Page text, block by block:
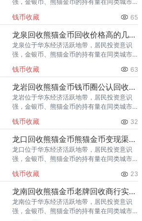
强，金银币、熊猫金币的持有量在同类城市
熊猫金币的需求就明显升温，但鱼龙混杂的
回收渠道里，能精准识别版别溢
钱币收藏 65
龙泉回收熊猫金币回收价格高的几家推荐
龙泉位于华东经济活跃地带，居民投资意识
强，金银币、熊猫金币的持有量在同类城市
熊猫金币的需求就明显升温，但鱼龙混杂的
回收渠道里，能精准识别版别溢
钱币收藏 63
龙岩回收熊猫金币钱币圈公认回收渠道排行
龙岩位于华东经济活跃地带，居民投资意识
强，金银币、熊猫金币的持有量在同类城市
熊猫金币的需求就明显升温，但鱼龙混杂的
回收渠道里，能精准识别版别溢
钱币收藏 32
龙口回收熊猫金币熊猫金币变现渠道指南
龙口位于华东经济活跃地带，居民投资意识
强，金银币、熊猫金币的持有量在同类城市
熊猫金币的需求就明显升温，但鱼龙混杂的
回收渠道里，能精准识别版别溢
钱币收藏 23
龙南回收熊猫金币老牌回收商行实力盘点
龙南位于华东经济活跃地带，居民投资意识
强，金银币、熊猫金币的持有量在同类城市